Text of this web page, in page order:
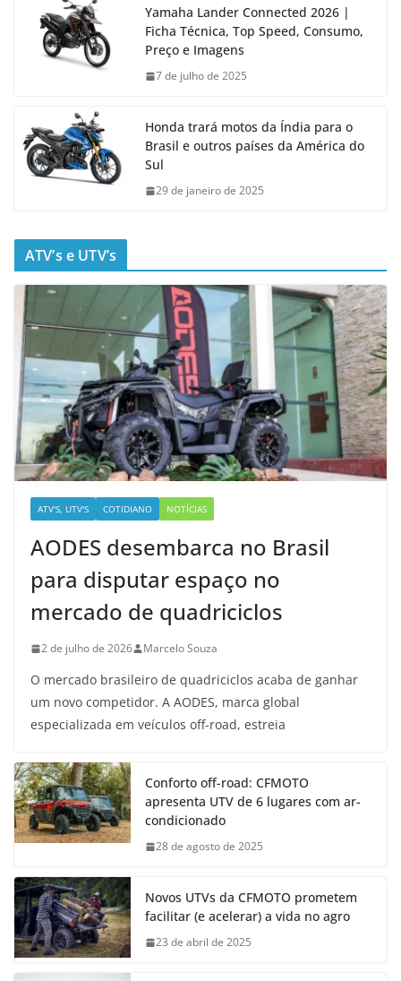
Yamaha Lander Connected 2026 |
Ficha Técnica, Top Speed, Consumo,
Preço e Imagens
7 de julho de 2025
Honda trará motos da Índia para o
Brasil e outros países da América do
Sul
29 de janeiro de 2025
ATV’s e UTV’s
ATV'S, UTV'S COTIDIANO NOTÍCIAS
AODES desembarca no Brasil
para disputar espaço no
mercado de quadriciclos
2 de julho de 2026 Marcelo Souza
O mercado brasileiro de quadriciclos acaba de ganhar
um novo competidor. A AODES, marca global
especializada em veículos off-road, estreia
Conforto off-road: CFMOTO
apresenta UTV de 6 lugares com ar-
condicionado
28 de agosto de 2025
Novos UTVs da CFMOTO prometem
facilitar (e acelerar) a vida no agro
23 de abril de 2025